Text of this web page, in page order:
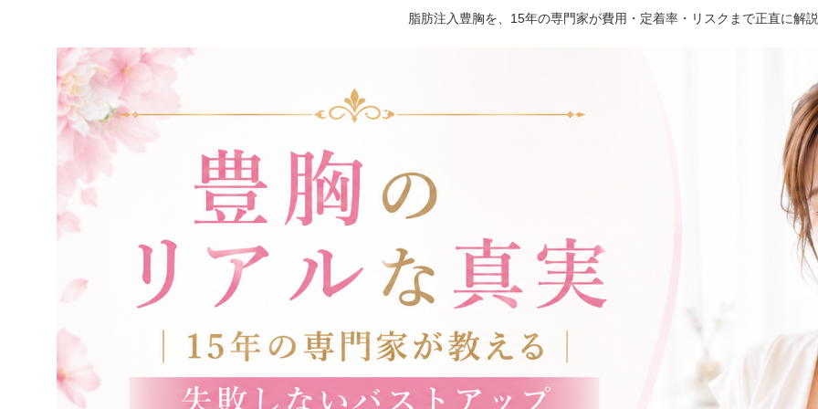
脂肪注入豊胸を、15年の専門家が費用・定着率・リスクまで正直に解説